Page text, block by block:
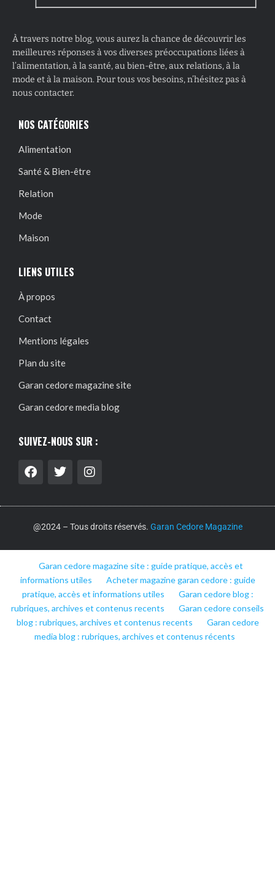
À travers notre blog, vous aurez la chance de découvrir les
meilleures réponses à vos diverses préoccupations liées à
l’alimentation, à la santé, au bien-être, aux relations, à la
mode et à la maison. Pour tous vos besoins, n’hésitez pas à
nous contacter.
NOS CATÉGORIES
Alimentation
Santé & Bien-être
Relation
Mode
Maison
LIENS UTILES
À propos
Contact
Mentions légales
Plan du site
Garan cedore magazine site
Garan cedore media blog
SUIVEZ-NOUS SUR :
@2024 – Tous droits réservés. Garan Cedore Magazine
Garan cedore magazine site : guide pratique, accès et
informations utiles
Acheter magazine garan cedore : guide
pratique, accès et informations utiles
Garan cedore blog :
rubriques, archives et contenus recents
Garan cedore conseils
blog : rubriques, archives et contenus recents
Garan cedore
media blog : rubriques, archives et contenus récents